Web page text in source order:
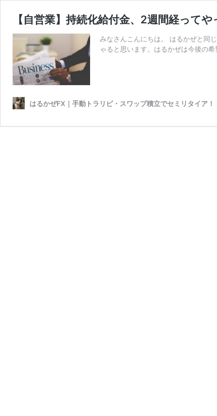
【自営業】持続化給付金、2週間経って
みなさんこんにちは。 はるかぜと同
ゃると思います。はるかぜは今後の
はるかぜFX｜手動トラリピ・スワップ積立でセミリタイア！